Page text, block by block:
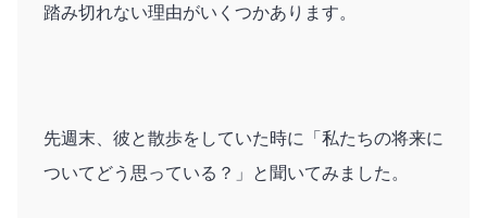
踏み切れない理由がいくつかあります。
先週末、彼と散歩をしていた時に「私たちの将来に
ついてどう思っている？」と聞いてみました。